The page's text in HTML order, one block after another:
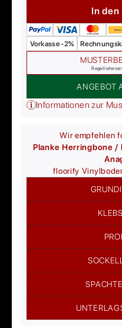
In
Vorkasse -2%
ANGEBOT
Informationen zur
Wir empfehlen
Planke Herringbone /
floorify